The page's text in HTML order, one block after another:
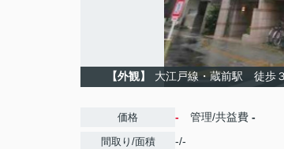
【外観】 大江戸線・蔵前駅 徒歩
価格 - 管理/共益費 -
間取り/面積 -/-